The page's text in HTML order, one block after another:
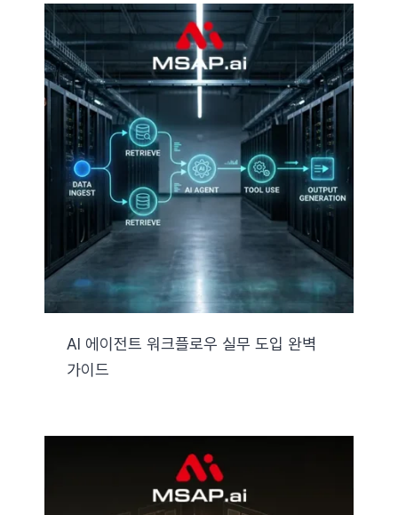
AI 에이전트 워크플로우 실무 도입 완벽
가이드